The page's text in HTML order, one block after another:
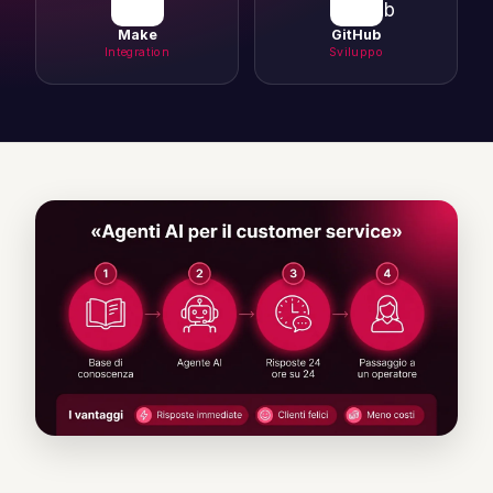
Make
Integration
GitHub
Sviluppo